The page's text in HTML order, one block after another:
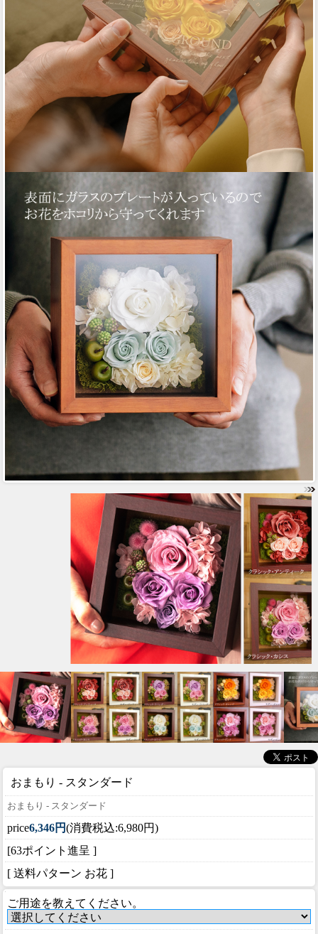
おまもり - スタンダード
おまもり - スタンダード
price6,346円(消費税込:6,980円)
[63ポイント進呈 ]
[ 送料パターン お花 ]
ご用途を教えてください。